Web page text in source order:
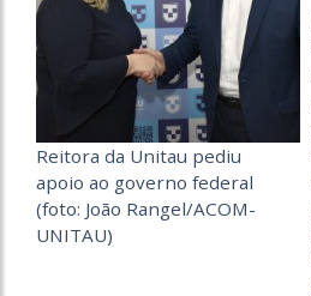
Reitora da Unitau pediu
apoio ao governo federal
(foto: João Rangel/ACOM-
UNITAU)